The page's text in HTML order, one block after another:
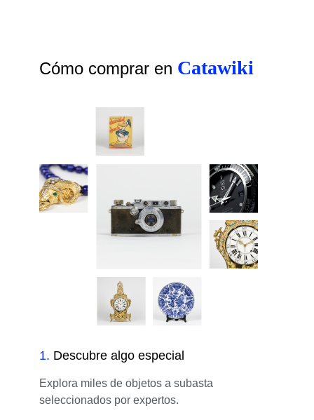
Cómo comprar en Catawiki
1. Descubre algo especial
Explora miles de objetos a subasta
seleccionados por expertos.